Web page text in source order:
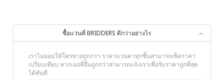
ซื้อแว่นที่ BRIDDERS ดีกว่าอย่างไร
เราไม่ยอมให้ใครขายถูกกว่า ราคาแว่นตาทุกชิ้นสามารถเช็คราคา
เปรียบเทียบ หากเจอที่อื่นถูกกว่าสามารถแจ้งเราเพื่อรับราคาถูกที่สุด
ได้ทันที